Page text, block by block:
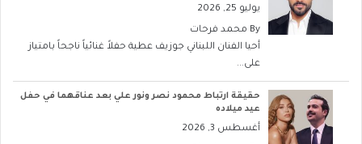
يوليو 25, 2026
By محمد فرحات
أحيا الفنان اللبناني جوزيف عطية حفلاً غنائياً ناجحاً بامتياز
على...
حقيقة ارتباط محمود نصر ونور علي بعد عناقهما في حفل
عيد ميلاده
أغسطس 3, 2026